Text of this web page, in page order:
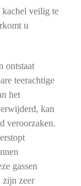
veilig te
u
ontstaat
teerachtige
het
kan
veroorzaken.
gassen
zijn zeer